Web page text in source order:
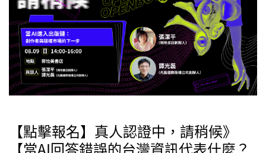
【點擊報名】真人認證中，請稍候》
【當AI回答錯誤的台灣資訊代表什麼？